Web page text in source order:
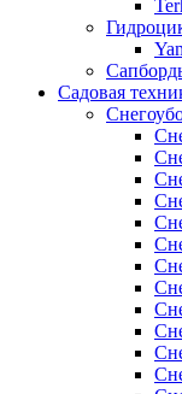
Садовая